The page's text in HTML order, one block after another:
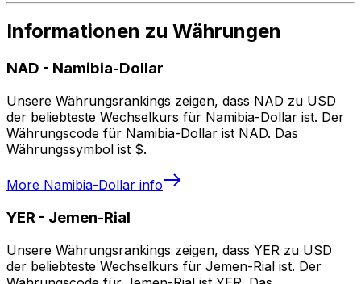
Informationen zu Währungen
NAD - Namibia-Dollar
Unsere Währungsrankings zeigen, dass NAD zu USD
der beliebteste Wechselkurs für Namibia-Dollar ist. Der
Währungscode für Namibia-Dollar ist NAD. Das
Währungssymbol ist $.
More Namibia-Dollar info
YER - Jemen-Rial
Unsere Währungsrankings zeigen, dass YER zu USD
der beliebteste Wechselkurs für Jemen-Rial ist. Der